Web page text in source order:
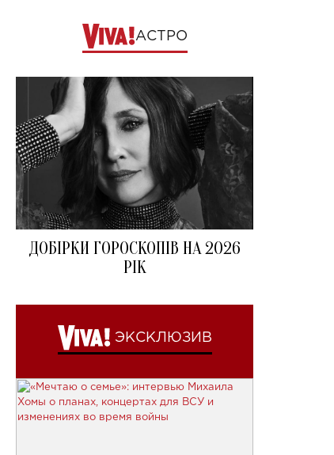
АСТРО
ДОБІРКИ ГОРОСКОПІВ НА 2026
РІК
ЭКСКЛЮЗИВ